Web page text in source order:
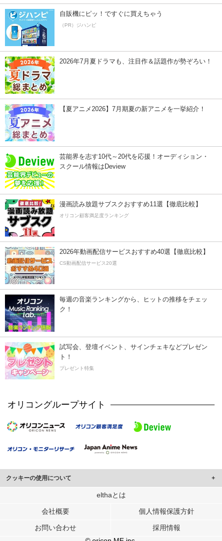
自販機にピッ！ですぐに買えちゃう
（PR）ジハンピ
2026年7月夏ドラマも、注目作＆話題作が勢ぞろい！
【夏アニメ2026】7月期夏の新アニメを一挙紹介！
芸能界を志す10代～20代を応援！オーディション・
スクール情報はDeview
漫画読み放題サブスクおすすめ11選【徹底比較】
オリコン顧客満足度ランキング
2026年動画配信サービスおすすめ40選【徹底比較】
CS動画配信サービス20選
毎週の音楽ランキングから、ヒットの推移をチェッ
ク！
試写会、登壇イベント、サインチェキなどプレゼン
ト！
プレゼント特集
オリコングループサイト
クッキーの使用について
このサイトでは Cookie を使用して、ユーザーに合わせたコンテンツや広告の
行っています。
メディアや広告配信、データ解析の各パートナーに提供しています。
各パートナーは、この情報とユーザーが各パートナーに提供した他の情報や、
elthaとは
会社概要 個人情報保護方針
お問い合わせ
採用情報